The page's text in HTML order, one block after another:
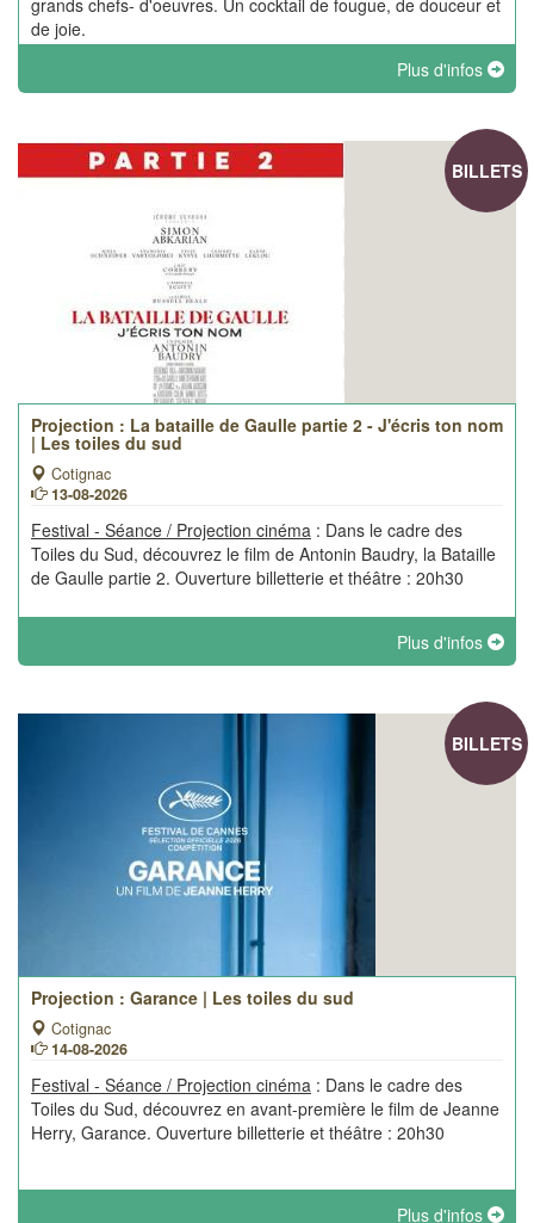
grands chefs- d'oeuvres. Un cocktail de fougue, de douceur et
de joie.
Plus d'infos
BILLETS
Projection : La bataille de Gaulle partie 2 - J'écris ton nom
| Les toiles du sud
Cotignac
13-08-2026
Festival - Séance / Projection cinéma : Dans le cadre des
Toiles du Sud, découvrez le film de Antonin Baudry, la Bataille
de Gaulle partie 2. Ouverture billetterie et théâtre : 20h30
Plus d'infos
BILLETS
Projection : Garance | Les toiles du sud
Cotignac
14-08-2026
Festival - Séance / Projection cinéma : Dans le cadre des
Toiles du Sud, découvrez en avant-première le film de Jeanne
Herry, Garance. Ouverture billetterie et théâtre : 20h30
Plus d'infos